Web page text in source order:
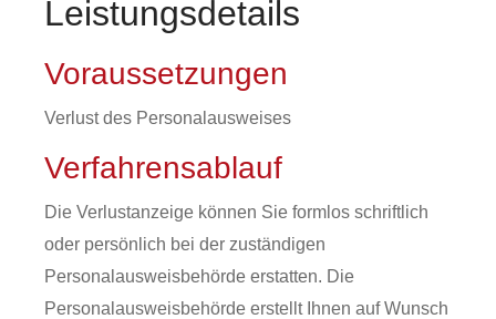
Leistungsdetails
Voraussetzungen
Verlust des Personalausweises
Verfahrensablauf
Die Verlustanzeige können Sie formlos schriftlich
oder persönlich bei der zuständigen
Personalausweisbehörde erstatten. Die
Personalausweisbehörde erstellt Ihnen auf Wunsch